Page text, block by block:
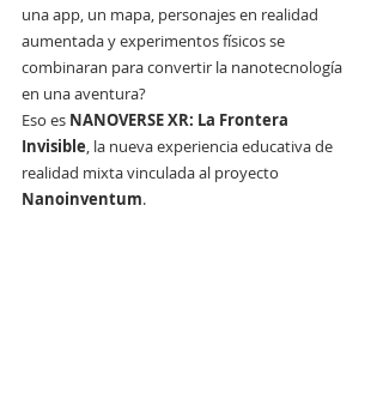
una app, un mapa, personajes en realidad
aumentada y experimentos físicos se
combinaran para convertir la nanotecnología
en una aventura?
Eso es NANOVERSE XR: La Frontera
Invisible, la nueva experiencia educativa de
realidad mixta vinculada al proyecto
Nanoinventum.